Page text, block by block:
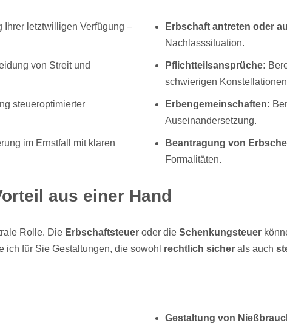
Ihrer letztwilligen Verfügung –
von Streit und
steueroptimierter
im Ernstfall mit klaren
Erbschaft antreten oder
Nachlasssituation.
Pflichtteilsansprüche:
schwierigen
Erbengemeinschaften:
Auseinandersetzung.
Beantragung von
Formalitäten.
aus einer Hand
Rolle. Die Erbschaftsteuer oder die Schenkungsteuer
ich für Sie Gestaltungen, die sowohl rechtlich sicher als auch
Gestaltung von